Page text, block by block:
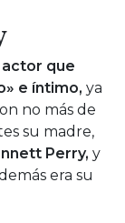
que
e íntimo, ya
no más de
su madre,
Perry, y
era su